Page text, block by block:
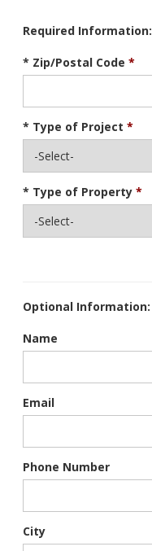
Column
Required Information:
* Zip/Postal Code
* Type of Project
* Type of Property
Optional Information:
Name
Email
Phone Number
City